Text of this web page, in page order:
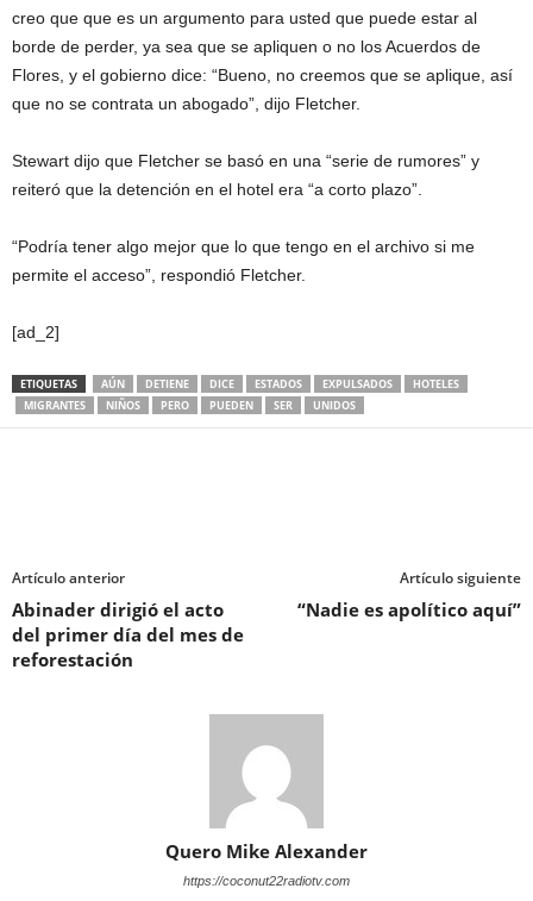
creo que que es un argumento para usted que puede estar al
borde de perder, ya sea que se apliquen o no los Acuerdos de
Flores, y el gobierno dice: “Bueno, no creemos que se aplique, así
que no se contrata un abogado”, dijo Fletcher.
Stewart dijo que Fletcher se basó en una “serie de rumores” y
reiteró que la detención en el hotel era “a corto plazo”.
“Podría tener algo mejor que lo que tengo en el archivo si me
permite el acceso”, respondió Fletcher.
[ad_2]
ETIQUETAS AÚN DETIENE DICE ESTADOS EXPULSADOS
HOTELES
MIGRANTES
NIÑOS PERO PUEDEN SER UNIDOS
Artículo anterior
Abinader dirigió el acto
del primer día del mes de
reforestación
Artículo siguiente
“Nadie es apolítico aquí”
Quero Mike Alexander
https://coconut22radiotv.com